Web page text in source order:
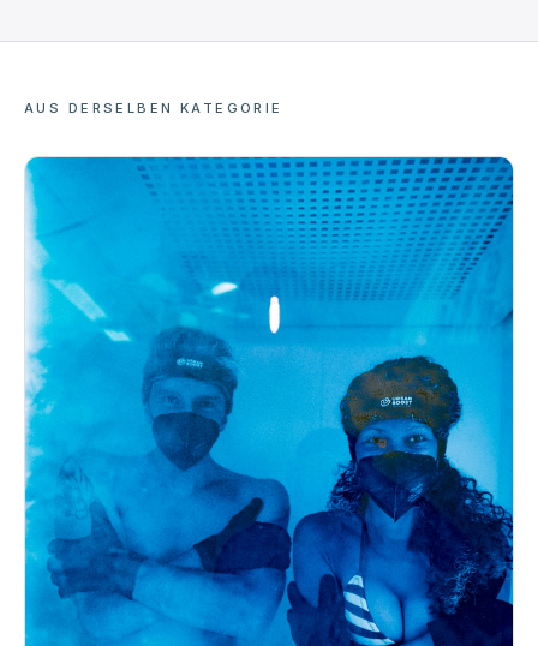
AUS DERSELBEN KATEGORIE